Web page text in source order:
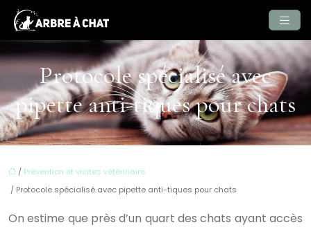
Protocole spécialisé avec
pipette anti-tiques pour chats
/ Prévention et visites vétérinaire
/ Protocole spécialisé avec pipette anti-tiques pour chats
On estime que près d’un quart des chats ayant accès